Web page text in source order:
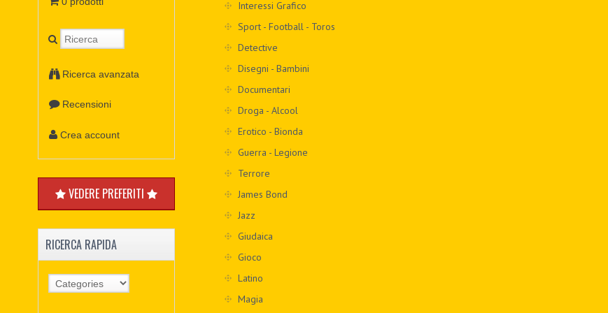
Interessi Grafico
Sport - Football - Toros
Detective
Disegni - Bambini
Documentari
Droga - Alcool
Erotico - Bionda
Guerra - Legione
Terrore
James Bond
Jazz
Giudaica
Gioco
Latino
Magia
Ricerca avanzata
Recensioni
Crea account
VEDERE PREFERITI
RICERCA RAPIDA